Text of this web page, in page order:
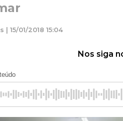
| 15/01/2018 15:04
Nos siga